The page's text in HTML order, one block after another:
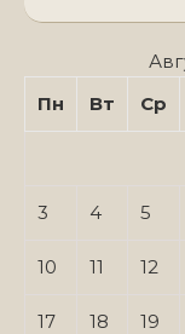
Пн
Вт Ср
3 4 5
10 11 12
17 18 19